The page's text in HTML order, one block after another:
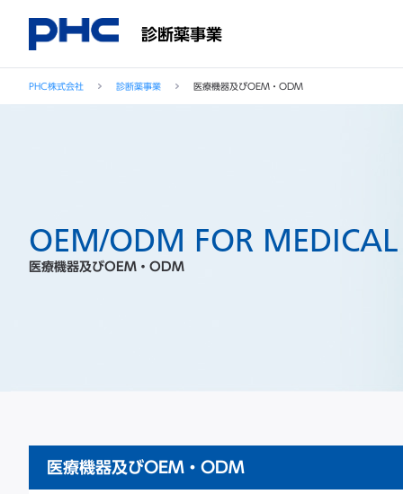
診断薬事業
PHC株式会社 診断薬事業 医療機器及びOEM・ODM
OEM/ODM FOR MEDICAL
医療機器及びOEM・ODM
医療機器及びOEM・ODM